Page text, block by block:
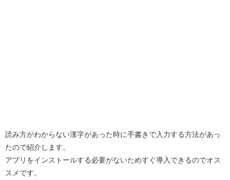
読み方がわからない漢字があった時に手書きで入力する方法があっ
たので紹介します。
アプリをインストールする必要がないためすぐ導入できるのでオス
スメです。